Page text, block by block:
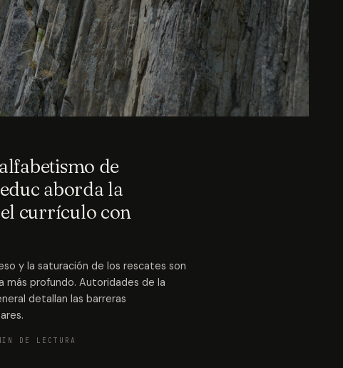
de
aborda la
currículo con
y la saturación de los rescates son
más profundo. Autoridades de la
detallan las barreras
DE LECTURA